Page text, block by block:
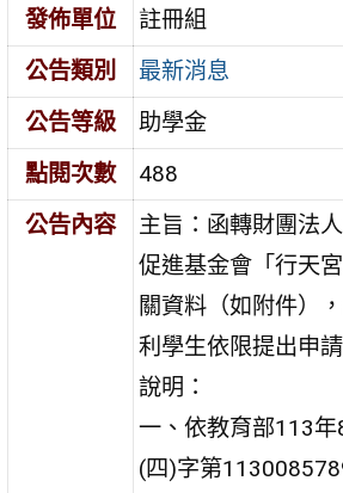
發佈單位
註冊組
公告類別
最新消息
公告等級
助學金
點閱次數
488
公告內容
主旨：函轉財團法
促進基金會「行天
關資料（如附件）
利學生依限提出申
說明：
一、依教育部113
(四)字第